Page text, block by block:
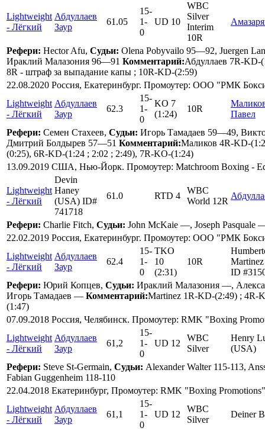
Lightweight
- Лёгкий
Абдуллаев
Заур
61.05
15-
1-
0
UD 10
WBC
Silver
Interim
10R
Рефери: Hector Afu, Судьи: Olena Pobyvailo 95—92, Juergen
Ираклий Малазония 96—91 Комментарий:Абдуллаев 7R-KD-
8R - штраф за выпадание капы ; 10R-KD-(2:59)
22.08.2020 Россия, Екатеринбург. Промоутер: ООО "РМК
Lightweight
- Лёгкий
Абдуллаев
Заур
62.3
15-
1-
0
KO 7
(1:24)
10R
Павел
Рефери: Семен Стахеев, Судьи: Игорь Тамадаев 59—49,
Дмитрий Болдырев 57—51 Комментарий:Маликов 4R-KD-
(0:25), 6R-KD-(1:24 ; 2:02 ; 2:49), 7R-KO-(1:24)
13.09.2019 США, Нью-Йорк. Промоутер: Matchroom Boxing -
Lightweight
- Лёгкий
Devin
Haney
(USA) ID#
741718
61.0 RTD 4
WBC
World 12R
Рефери: Charlie Fitch, Судьи: John McKaie —, Joseph Pasquale
22.02.2019 Россия, Екатеринбург. Промоутер: ООО "РМК
Lightweight
- Лёгкий
Абдуллаев
Заур
62.4
15-
1-
0
TKO
10
(2:31)
10R
ID
Рефери: Юрий Копцев, Судьи: Ираклий Малазония —,
Игорь Тамадаев — Комментарий:Martinez 1R-KD-(2:49) ; 4R-
(1:47)
07.09.2018 Россия, Челябинск. Промоутер: RMK "Boxing
Lightweight
- Лёгкий
Абдуллаев
Заур
61,2
15-
1-
0
UD 12
WBC
Silver
Henry
(USA)
Рефери: Steve St-Germain, Судьи: Alexander Walter 115-113,
Fabian Guggenheim 118-110
22.04.2018 Екатеринбург, Промоутер: RMK "Boxing
Lightweight
- Лёгкий
Абдуллаев
Заур
61,1
15-
1-
0
UD 12
WBC
Silver
Deiner